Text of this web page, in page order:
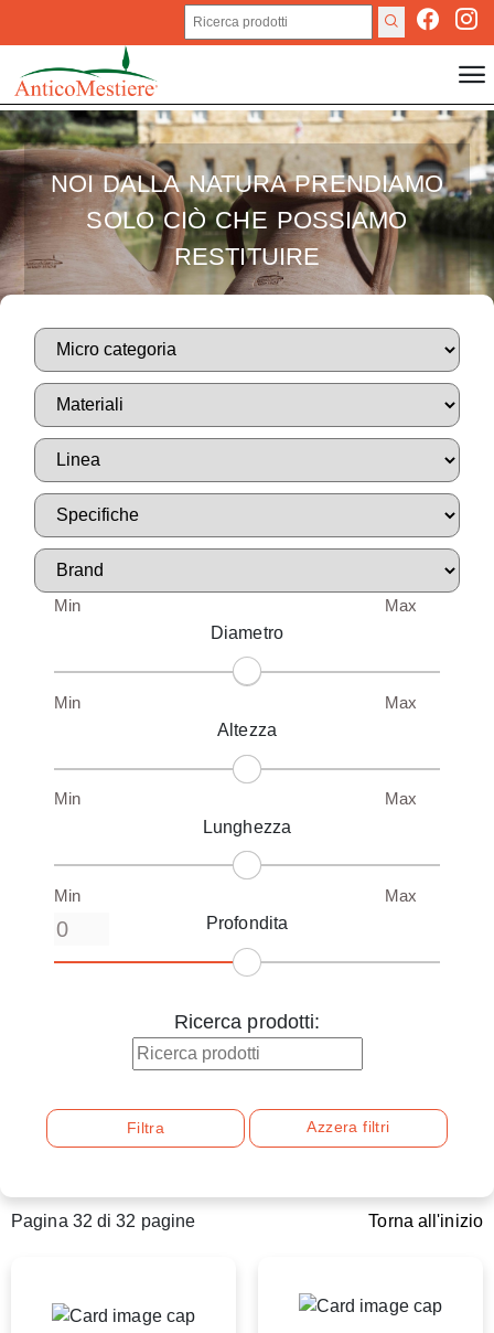
NOI DALLA NATURA PRENDIAMO
SOLO CIÒ CHE POSSIAMO
RESTITUIRE
Diametro
Min Max
Altezza
Min Max
Lunghezza
Min Max
Profondita
Min Max
Ricerca prodotti:
Filtra Azzera filtri
Pagina 32 di 32 pagine Torna all'inizio